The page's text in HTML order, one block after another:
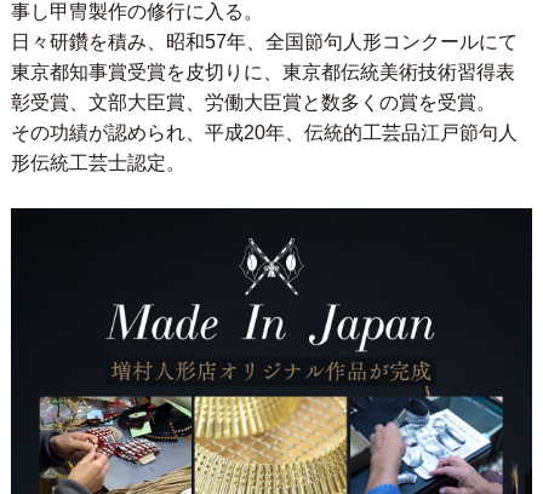
事し甲冑製作の修行に入る。
日々研鑽を積み、昭和57年、全国節句人形コンクールにて
東京都知事賞受賞を皮切りに、東京都伝統美術技術習得表
彰受賞、文部大臣賞、労働大臣賞と数多くの賞を受賞。
その功績が認められ、平成20年、伝統的工芸品江戸節句人
形伝統工芸士認定。